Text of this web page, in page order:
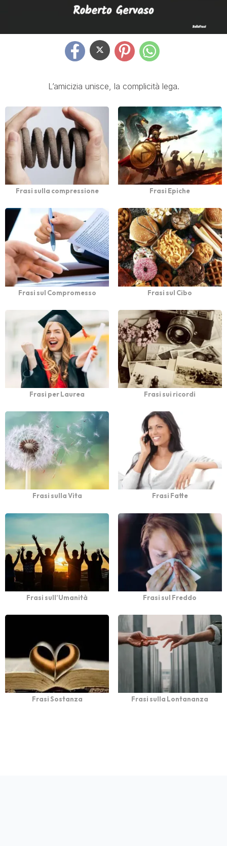
L’amicizia unisce, la complicità lega.
Frasi sulla compressione Frasi Epiche
Frasi sul Compromesso Frasi sul Cibo
Frasi per Laurea Frasi sui ricordi
Frasi sulla Vita Frasi Fatte
Frasi sull’Umanità Frasi sul Freddo
Frasi Sostanza Frasi sulla Lontananza